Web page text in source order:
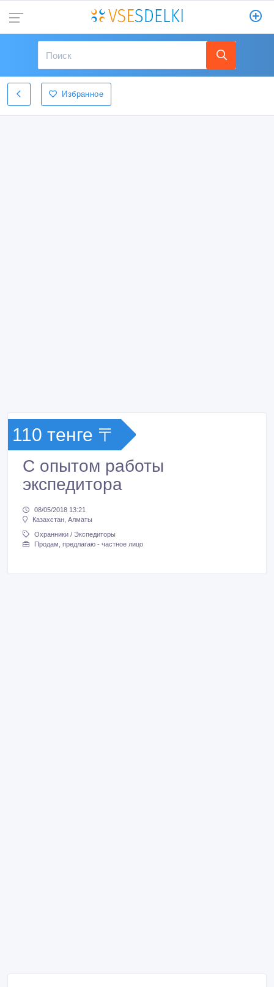
Избранное
110 тенге 〒
С опытом работы
экспедитора
08/05/2018 13:21
Казахстан, Алматы
Охранники / Экспедиторы
Продам, предлагаю - частное лицо